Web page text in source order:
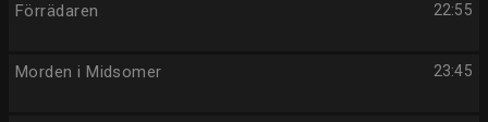
22:55
Förrädaren
23:45
Morden i Midsomer